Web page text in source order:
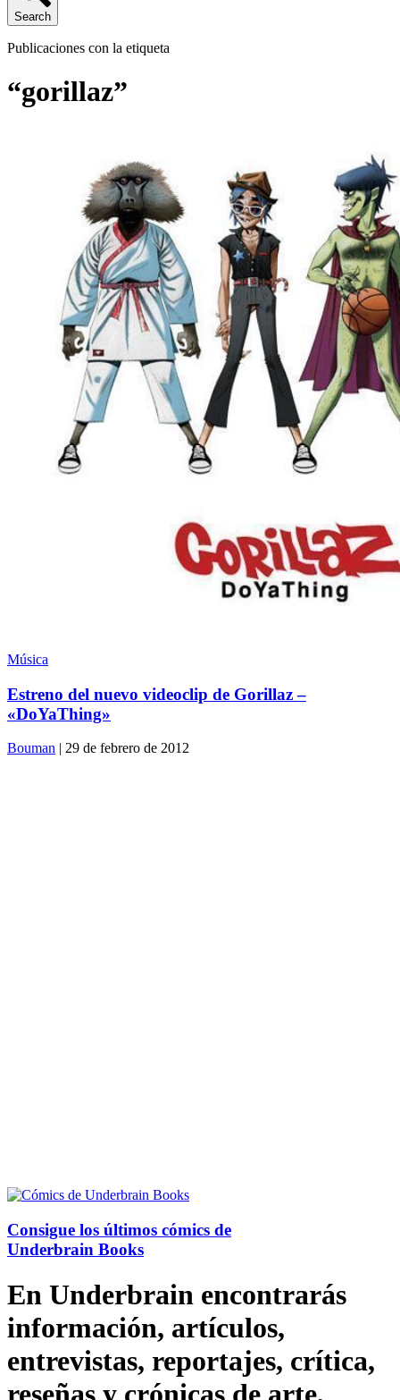
Search
Publicaciones con la etiqueta
“gorillaz”
Música
Estreno del nuevo videoclip de Gorillaz –
«DoYaThing»
Bouman | 29 de febrero de 2012
Consigue los últimos cómics de
Underbrain Books
En Underbrain encontrarás
información, artículos,
entrevistas, reportajes, crítica,